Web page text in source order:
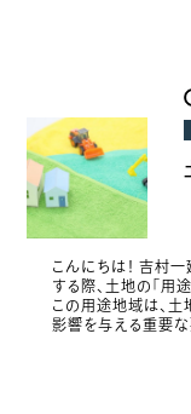
こんにちは！ 吉村
する際、土地の「用
この用途地域は、
影響を与える重要